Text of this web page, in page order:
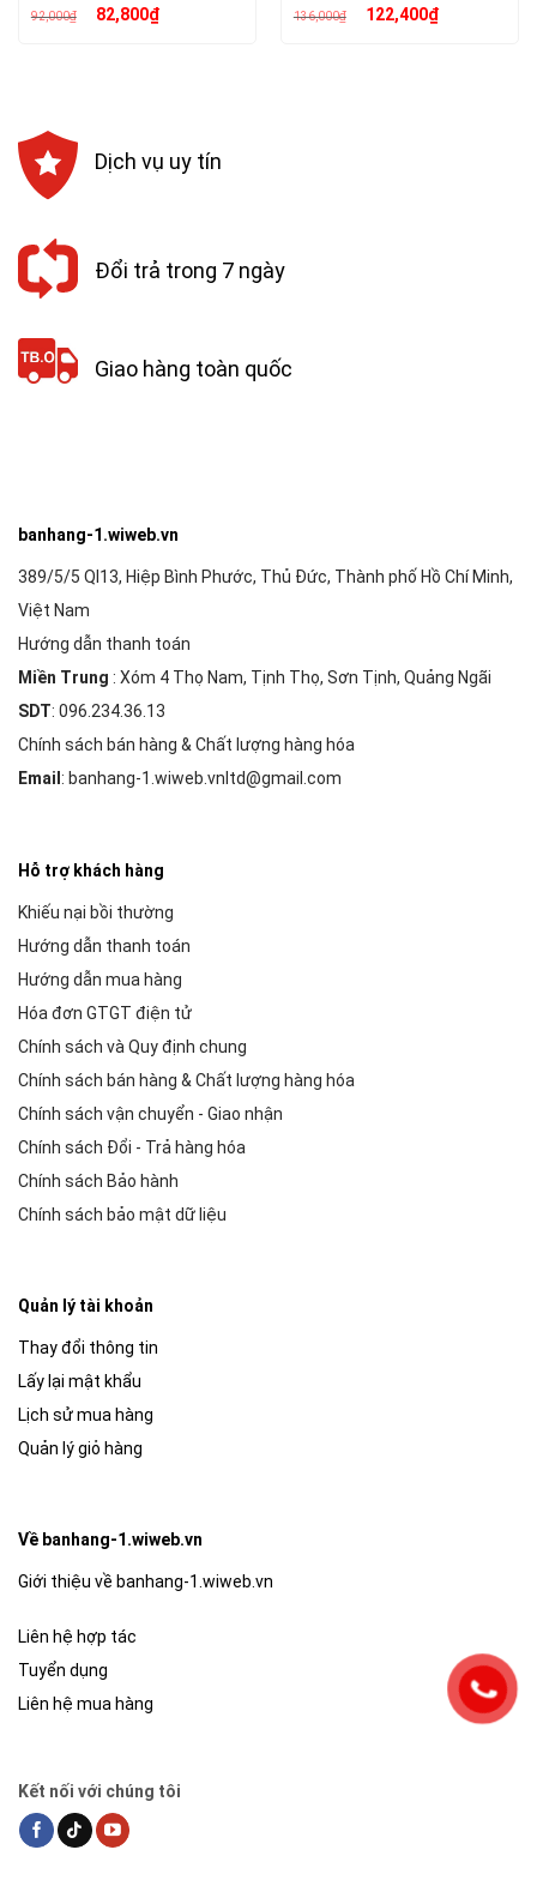
92,000₫ Giá
gốc82,800₫Giá 136,000₫ Giá
gốc122,400₫Giá
Dịch vụ uy tín
Đổi trả trong 7 ngày
Giao hàng toàn quốc
banhang-1.wiweb.vn
389/5/5 Ql13, Hiệp Bình Phước, Thủ Đức, Thành phố Hồ Chí Minh,
Việt Nam
Hướng dẫn thanh toán
Miền Trung : Xóm 4 Thọ Nam, Tịnh Thọ, Sơn Tịnh, Quảng Ngãi
SDT: 096.234.36.13
Chính sách bán hàng & Chất lượng hàng hóa
Email : banhang-1.wiweb.vnltd@gmail.com
Hỗ trợ khách hàng
Khiếu nại bồi thường
Hướng dẫn thanh toán
Hướng dẫn mua hàng
Hóa đơn GTGT điện tử
Chính sách và Quy định chung
Chính sách bán hàng & Chất lượng hàng hóa
Chính sách vận chuyển - Giao nhận
Chính sách Đổi - Trả hàng hóa
Chính sách Bảo hành
Chính sách bảo mật dữ liệu
Quản lý tài khoản
Thay đổi thông tin
Lấy lại mật khẩu
Lịch sử mua hàng
Quản lý giỏ hàng
Về banhang-1.wiweb.vn
Giới thiệu về banhang-1.wiweb.vn
Liên hệ hợp tác
Tuyển dụng
Liên hệ mua hàng
Kết nối với chúng tôi